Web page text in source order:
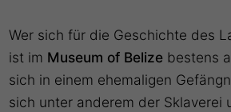
Wer sich für die Geschichte des
ist im Museum of Belize bestens
sich in einem ehemaligen
sich unter anderem der Sklaverei